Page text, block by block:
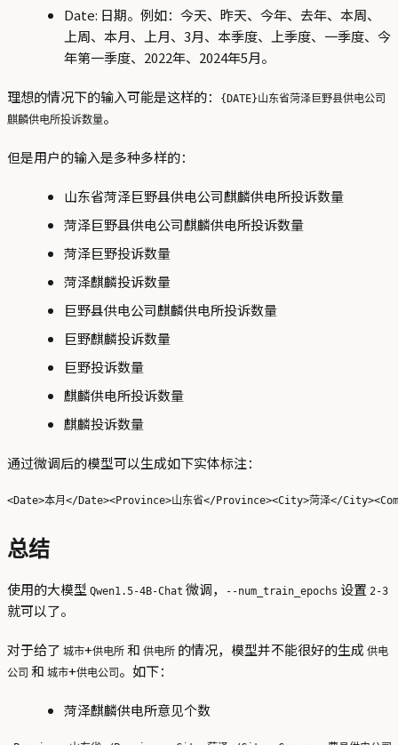
Date: 日期。例如：今天、昨天、今年、去年、本周、
上周、本月、上月、3月、本季度、上季度、一季度、今
年第一季度、2022年、2024年5月。
理想的情况下的输入可能是这样的：
{DATE}山东省菏泽巨野县供电公司
麒麟供电所投诉数量。
但是用户的输入是多种多样的：
山东省菏泽巨野县供电公司麒麟供电所投诉数量
菏泽巨野县供电公司麒麟供电所投诉数量
菏泽巨野投诉数量
菏泽麒麟投诉数量
巨野县供电公司麒麟供电所投诉数量
巨野麒麟投诉数量
巨野投诉数量
麒麟供电所投诉数量
麒麟投诉数量
通过微调后的模型可以生成如下实体标注：
总结
使用的大模型 Qwen1.5-4B-Chat 微调， --num_train_epochs 设置 2-3
就可以了。
对于给了 城市+供电所 和 供电所 的情况，模型并不能很好的生成 供电
公司 和 城市+供电公司 。如下：
菏泽麒麟供电所意见个数